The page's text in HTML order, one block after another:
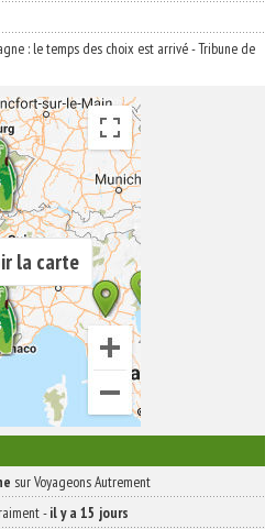
: le temps des choix est arrivé - Tribune de
la carte
sur Voyageons Autrement
-il y a 15 jours